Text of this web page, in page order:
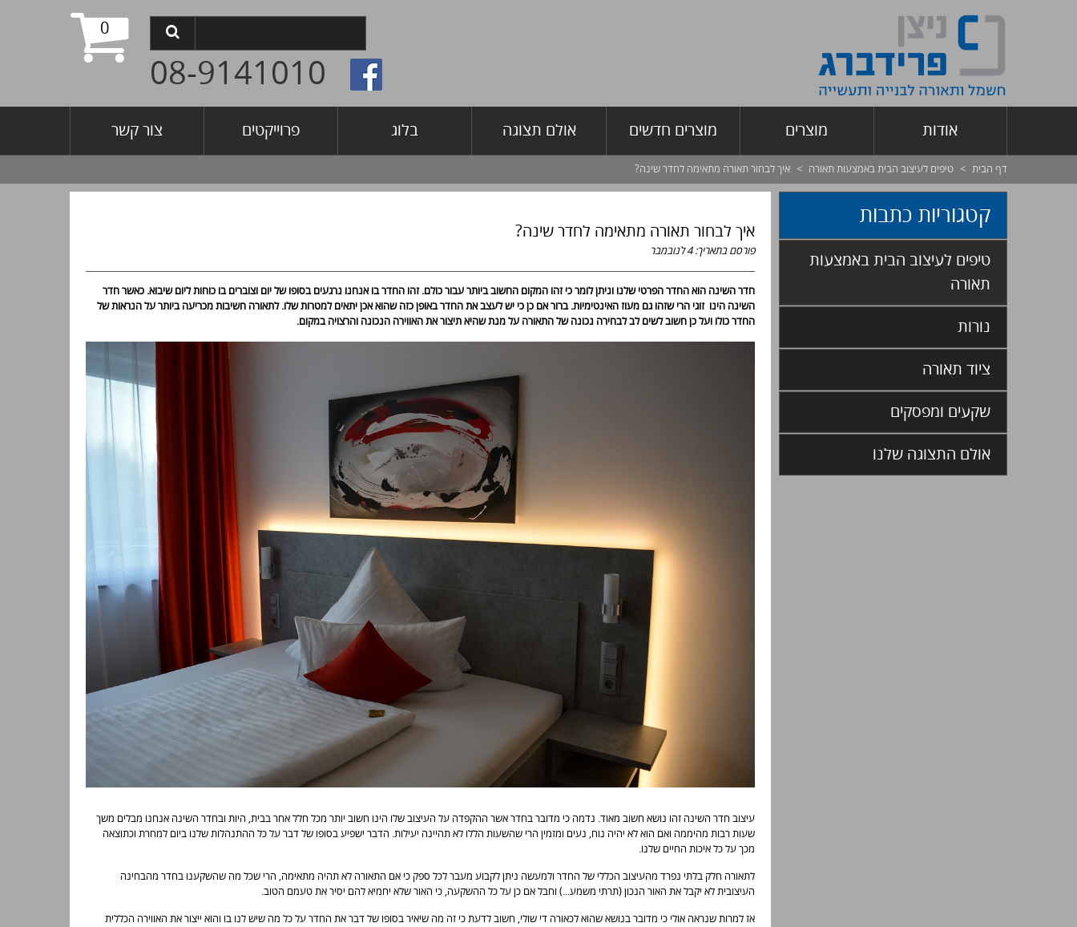
0
08-9141010
אודות מוצרים מוצרים חדשים אולם תצוגה בלוג פרוייקטים צור קשר
דף הבית > טיפים לעיצוב הבית באמצעות תאורה > איך לבחור תאורה מתאימה לחדר שינה?
איך לבחור תאורה מתאימה לחדר שינה?
פורסם בתאריך:4 לנובמבר
חדר השינה הוא החדר הפרטי שלנו וניתן לומר כי זהו המקום החשוב ביותר עבור כולם. זהו החדר בו אנחנו נרגעים בסופו של יום וצוברים בו כוחות ליום שיבוא. כאשר חדר
השינה הינו זוגי הרי שזהו גם מעוז האינטימיות. ברור אם כן כי יש לעצב את החדר באופן כזה שהוא אכן יתאים למטרות שלו. לתאורה חשיבות מכריעה ביותר על הנראות של
החדר כולו ועל כן חשוב לשים לב לבחירה נכונה של התאורה על מנת שהיא תיצור את האווירה הנכונה והרצויה במקום.
עיצוב חדר השינה זהו נושא חשוב מאוד. נדמה כי מדובר בחדר אשר ההקפדה על העיצוב שלו הינו חשוב יותר מכל חלל אחר בבית, היות ובחדר השינה אנחנו מבלים משך
שעות רבות מהיממה ואם הוא לא יהיה נוח, נעים ומזמין הרי שהשעות הללו לא תהיינה יעילות. הדבר ישפיע בסופו של דבר על כל ההתנהלות שלנו ביום למחרת וכתוצאה
מכך על כל איכות החיים שלנו.
לתאורה חלק בלתי נפרד מהעיצוב הכללי של החדר ולמעשה ניתן לקבוע מעבר לכל ספק כי אם התאורה לא תהיה מתאימה, הרי שכל מה שהשקענו בחדר מהבחינה
העיצובית לא יקבל את האור הנכון (תרתי משמע...) וחבל אם כן על כל ההשקעה, כי האור שלא יחמיא להם יסיר את טעמם הטוב.
אז למרות שנראה אולי כי מדובר בנושא שהוא לכאורה די שולי, חשוב לדעת כי זה מה שיאיר בסופו של דבר את החדר על כל מה שיש לנו בו והוא ייצור את האווירה הכללית
קטגוריות כתבות
טיפים לעיצוב הבית באמצעות
תאורה
נורות
ציוד תאורה
שקעים ומפסקים
אולם התצוגה שלנו